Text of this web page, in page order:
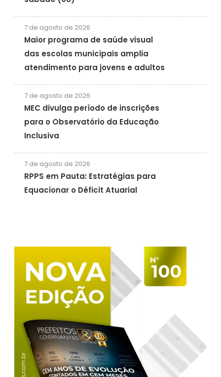
7 de agosto de 2026
Maior programa de saúde visual
das escolas municipais amplia
atendimento para jovens e adultos
7 de agosto de 2026
MEC divulga período de inscrições
para o Observatório da Educação
Inclusiva
7 de agosto de 2026
RPPS em Pauta: Estratégias para
Equacionar o Déficit Atuarial